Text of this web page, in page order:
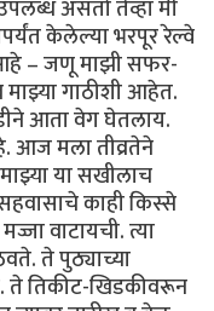
उपलब्ध असतो तेव्हा मी
केलेल्या भरपूर रेल्वे
आहे – जणू माझी सफर-
गाठीशी आहेत.
आता वेग घेतलाय.
आज मला तीव्रतेने
या सखीलाच
काही किस्से
वाटायची. त्या
ते पुठ्याच्या
ते तिकीट-खिडकीवरून